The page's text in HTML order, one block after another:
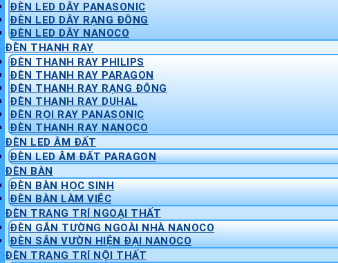
ĐÈN LED DÂY PANASONIC
ĐÈN LED DÂY RẠNG ĐÔNG
ĐÈN LED DÂY NANOCO
ĐÈN THANH RAY
ĐÈN THANH RAY PHILIPS
ĐÈN THANH RAY PARAGON
ĐÈN THANH RAY RẠNG ĐÔNG
ĐÈN THANH RAY DUHAL
ĐÈN RỌI RAY PANASONIC
ĐÈN THANH RAY NANOCO
ĐÈN LED ÂM ĐẤT
ĐÈN LED ÂM ĐẤT PARAGON
ĐÈN BÀN
ĐÈN BÀN HỌC SINH
ĐÈN BÀN LÀM VIỆC
ĐÈN TRANG TRÍ NGOẠI THẤT
ĐÈN GẮN TƯỜNG NGOÀI NHÀ NANOCO
ĐÈN SÂN VƯỜN HIỆN ĐẠI NANOCO
ĐÈN TRANG TRÍ NỘI THẤT